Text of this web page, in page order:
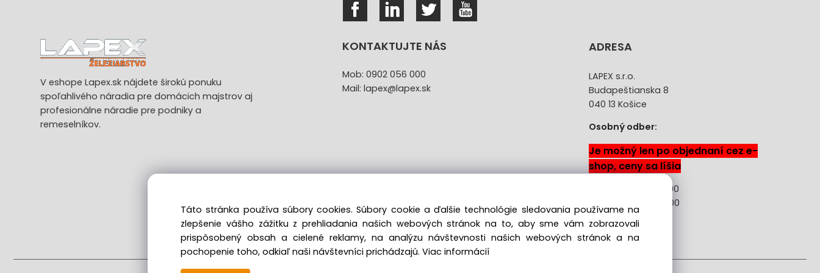
V eshope Lapex.sk nájdete širokú ponuku
spoľahlivého náradia pre domácich majstrov aj
profesionálne náradie pre podniky a
remeselníkov.
KONTAKTUJTE NÁS
Mob: 0902 056 000
Mail: lapex@lapex.sk
ADRESA
LAPEX s.r.o.
Budapeštianska 8
040 13 Košice
Osobný odber:
Je možný len po objednaní cez e-
shop, ceny sa líšia
Pon-Pia: 08:00 -18:00
Sobota: 08:00 - 13:00
Odstúpenie od kúpnej zmluvy uzavretej na diaľku bez registrácie
Táto stránka používa súbory cookies. Súbory cookie a ďalšie technológie sledovania používame na
zlepšenie vášho zážitku z prehliadania našich webových stránok na to, aby sme vám zobrazovali
prispôsobený obsah a cielené reklamy, na analýzu návštevnosti našich webových stránok a na
pochopenie toho, odkiaľ naši návštevníci prichádzajú. Viac informácií